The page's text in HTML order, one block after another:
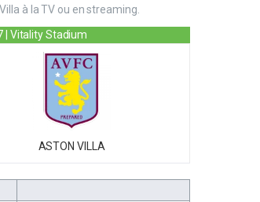
à la TV ou en streaming.
| Vitality Stadium
ASTON VILLA